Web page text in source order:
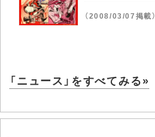
（2008/03/07掲載）
「ニュース」をすべてみる»